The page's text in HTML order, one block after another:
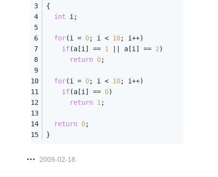
{
int i;
for(i = 0; i < 10; i++)
if(a[i] == 1 || a[i] == 2)
return 0;
for(i = 0; i < 10; i++)
if(a[i] == 0)
return 1;
return 0;
}
2009-02-18